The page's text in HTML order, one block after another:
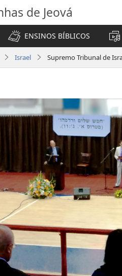
de Jeová
ENSINOS BÍBLICOS
Israel Supremo Tribunal de